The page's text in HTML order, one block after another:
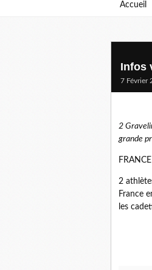
Accueil
Infos
7 Février
2
grande
2
France
les